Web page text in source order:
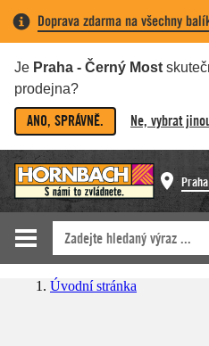
Doprava zdarma na všechny
Je Praha - Černý Most
prodejna?
ANO, SPRÁVNĚ. Ne, vybrat
Úvodní stránka